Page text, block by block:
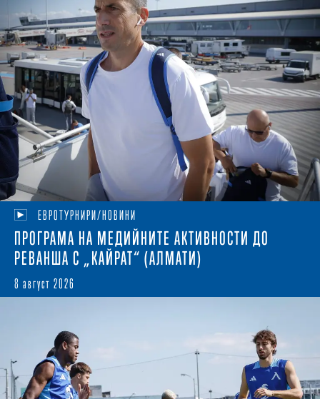
ЕВРОТУРНИРИ/НОВИНИ
ПРОГРАМА НА МЕДИЙНИТЕ АКТИВНОСТИ ДО
РЕВАНША С „КАЙРАТ“ (АЛМАТИ)
8 август 2026